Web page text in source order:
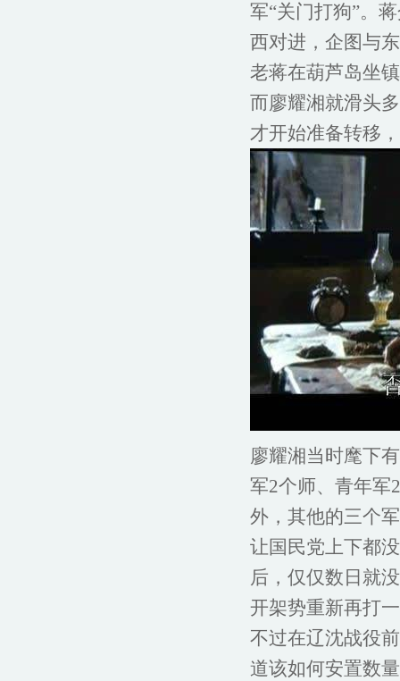
军“关门打狗”。
西对进，企图与
老蒋在葫芦岛坐
而廖耀湘就滑头
才开始准备转移
廖耀湘当时麾下
军2个师、青年军
外，其他的三个
让国民党上下都
后，仅仅数日就
开架势重新再打
不过在辽沈战役
道该如何安置数